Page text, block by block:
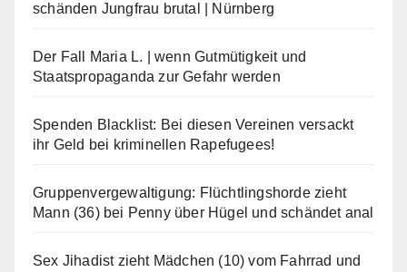
schänden Jungfrau brutal | Nürnberg
Der Fall Maria L. | wenn Gutmütigkeit und
Staatspropaganda zur Gefahr werden
Spenden Blacklist: Bei diesen Vereinen versackt
ihr Geld bei kriminellen Rapefugees!
Gruppenvergewaltigung: Flüchtlingshorde zieht
Mann (36) bei Penny über Hügel und schändet anal
Sex Jihadist zieht Mädchen (10) vom Fahrrad und